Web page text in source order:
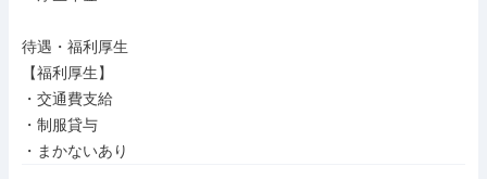
待遇・福利厚生
【福利厚生】
・交通費支給
・制服貸与
・まかないあり